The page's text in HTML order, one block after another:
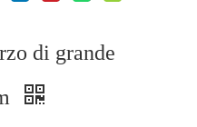
di grande